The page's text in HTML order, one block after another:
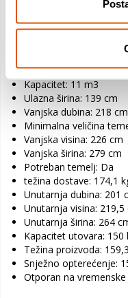
Jednostavan pristup s
Otporan na
hrđati, trunuti niti se
Prozori: 3
Kapacitet: 11 m3
Ulazna širina: 139 cm
Vanjska dubina: 218 cm
Minimalna veličina
Vanjska visina: 226 cm
Vanjska širina: 279 cm
Potreban temelj: Da
težina dostave: 174,1
Unutarnja dubina: 201
Unutarnja visina: 219,5
Unutarnja širina: 264
Kapacitet utovara: 150
Težina proizvoda:
Snježno opterećenje:
Otporan na